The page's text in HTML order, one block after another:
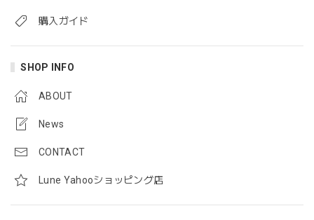
購入ガイド
SHOP INFO
ABOUT
News
CONTACT
Lune Yahooショッピング店